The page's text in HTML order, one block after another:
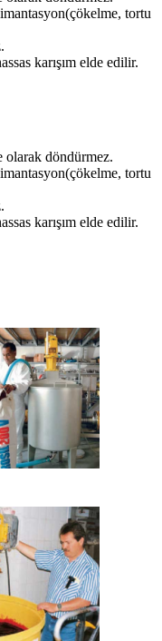
tortu
karışım elde edilir.
olarak döndürmez.
tortu
karışım elde edilir.